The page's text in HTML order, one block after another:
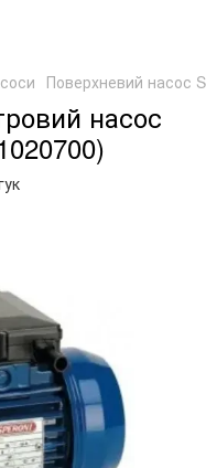
Поверхневий насос
насос